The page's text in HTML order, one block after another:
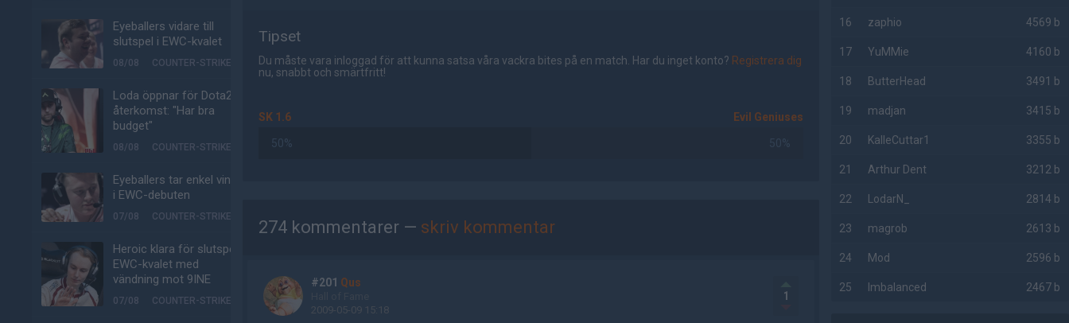
Eyeballers vidare till
slutspel i EWC-kvalet
08/08 COUNTER-STRIKE
Loda öppnar för Dota2-
återkomst: "Har bra
budget"
08/08 COUNTER-STRIKE
Eyeballers tar enkel vinst
i EWC-debuten
07/08 COUNTER-STRIKE
Heroic klara för slutspel i
EWC-kvalet med
vändning mot 9INE
07/08 COUNTER-STRIKE
Tipset
Du måste vara inloggad för att kunna satsa våra vackra bites på en match. Har du inget konto? Registrera dig
nu, snabbt och smärtfritt!
SK 1.6 Evil Geniuses
50% 50%
274 kommentarer — skriv kommentar
#201 Qus
2009-05-09 15:18
1
16 zaphio 4569 b
17 YuMMie 4160 b
18 ButterHead 3491 b
19 madjan 3415 b
20 KalleCuttar1 3355 b
21 Arthur Dent 3212 b
22 LodarN_ 2814 b
23 magrob 2613 b
24 Mod 2596 b
25 Imbalanced 2467 b